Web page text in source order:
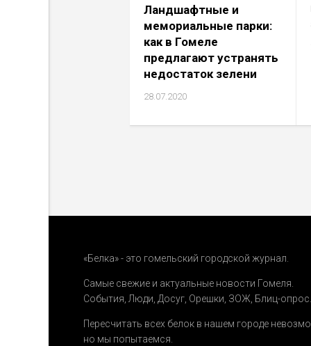
Ландшафтные и
мемориальные парки:
как в Гомеле
предлагают устранять
недостаток зелени
28.07.2020
«Белка» - это гомельский городской журнал.
Самые свежие и актуальные новости Гомеля.
События Люди Досуг Орешки ЗОЖ Блиц-опрос
Пересчитать всех белок в нашем городе
но мы попытаемся.